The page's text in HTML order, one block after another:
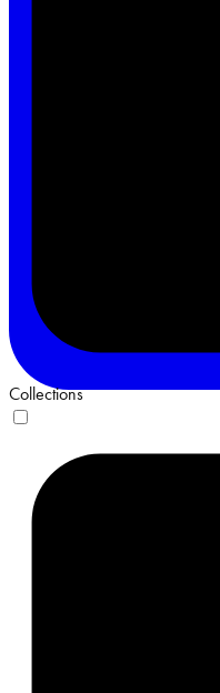
Collections